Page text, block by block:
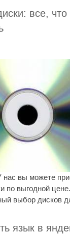
все,
вы можете
по выгодной
выбор дисков
язык в